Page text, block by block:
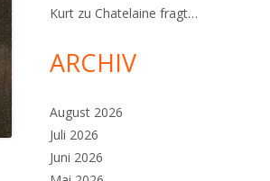
Kurt zuChatelaine fragt…
ARCHIV
August 2026
Juli 2026
Juni 2026